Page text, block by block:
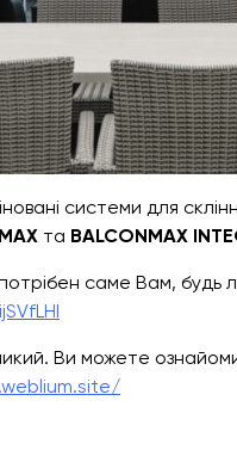
системи для
та BALCONMAX
саме Вам, будь
Ви можете